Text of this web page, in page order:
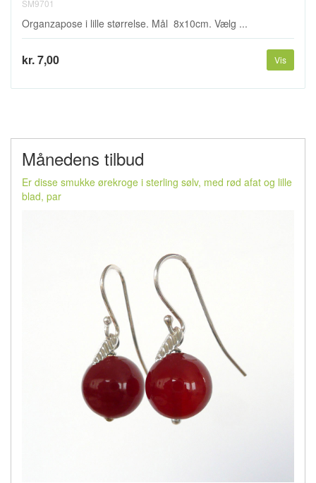
SM9701
Organzapose i lille størrelse. Mål 8x10cm. Vælg ...
kr. 7,00 Vis
Månedens tilbud
Er disse smukke ørekroge i sterling sølv, med rød afat og lille
blad, par